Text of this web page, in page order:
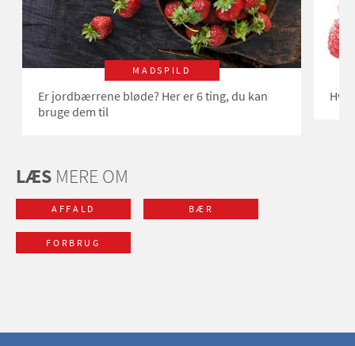
MADSPILD
Er jordbærrene bløde? Her er 6 ting, du kan
bruge dem til
LÆS MERE OM
AFFALD BÆR
FORBRUG